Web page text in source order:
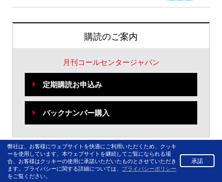
購読のご案内
月刊コールセンタージャパン
定期購読お申込み
バックナンバー購入
弊社は、お客様にウェブサイトを快適にご利用いただくため、クッキ
ーを使用しています。本ウェブサイトを継続してご覧になられる場
合、お客様はクッキーの使用に承諾いただいたものとさせていただき
ます。プライバシーに関する詳細については、 プライバシーポリシー
をご覧ください。
承諾